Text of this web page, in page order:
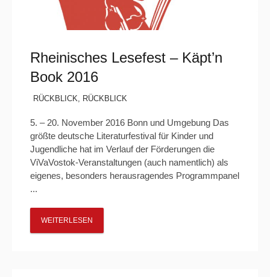
Rheinisches Lesefest – Käpt’n
Book 2016
RÜCKBLICK, RÜCKBLICK
5. – 20. November 2016 Bonn und Umgebung Das
größte deutsche Literaturfestival für Kinder und
Jugendliche hat im Verlauf der Förderungen die
ViVaVostok-Veranstaltungen (auch namentlich) als
eigenes, besonders herausragendes Programmpanel
...
WEITERLESEN